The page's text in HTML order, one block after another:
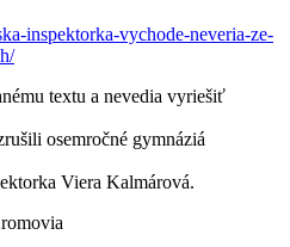
inspektorka-vychode-neveria-ze-
textu a nevedia vyriešiť
osemročné gymnáziá
Viera Kalmárová.